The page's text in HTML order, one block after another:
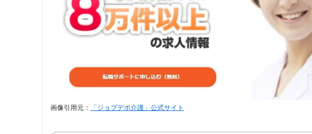
介護ぷらす＋
画像引用元： 「ジョブデポ介護」公式サイト